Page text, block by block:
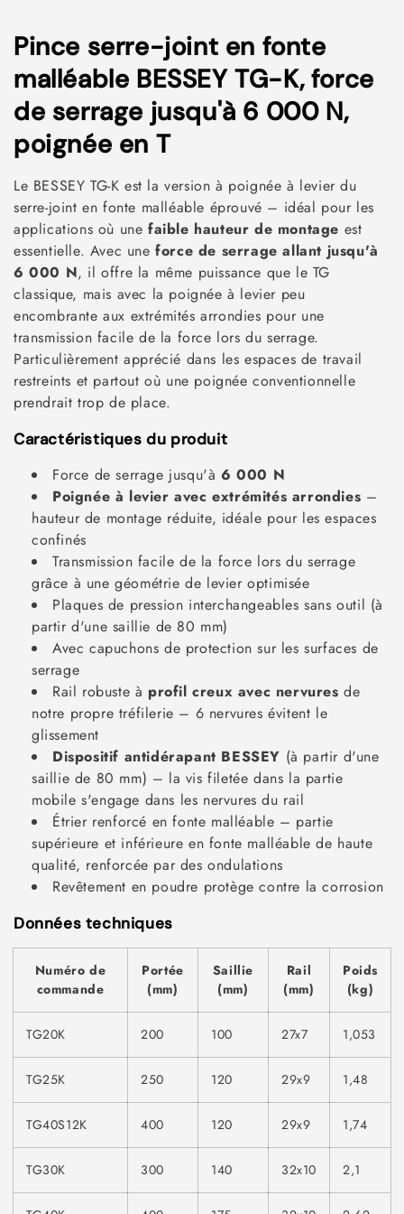
C
o
l
l
e
c
t
i
o
n
:
Pince serre-joint en fonte
malléable BESSEY TG-K, force
de serrage jusqu'à 6 000 N,
poignée en T
Le BESSEY TG-K est la version à poignée à levier du
serre-joint en fonte malléable éprouvé – idéal pour les
applications où une faible hauteur de montage est
essentielle. Avec uneforce de serrage allant jusqu'à
6 000 N, il offre la même puissance que le TG
classique, mais avec la poignée à levier peu
encombrante aux extrémités arrondies pour une
transmission facile de la force lors du serrage.
Particulièrement apprécié dans les espaces de travail
restreints et partout où une poignée conventionnelle
prendrait trop de place.
Caractéristiques du produit
Force de serrage jusqu'à 6 000 N
Poignée à levier avec extrémités arrondies –
hauteur de montage réduite, idéale pour les espaces
confinés
Transmission facile de la force lors du serrage
grâce à une géométrie de levier optimisée
Plaques de pression interchangeables sans outil (à
partir d'une saillie de 80 mm)
Avec capuchons de protection sur les surfaces de
serrage
Rail robuste à profil creux avec nervures de
notre propre tréfilerie – 6 nervures évitent le
glissement
Dispositif antidérapant BESSEY (à partir d'une
saillie de 80 mm) – la vis filetée dans la partie
mobile s'engage dans les nervures du rail
Étrier renforcé en fonte malléable – partie
supérieure et inférieure en fonte malléable de haute
qualité, renforcée par des ondulations
Revêtement en poudre protège contre la corrosion
Données techniques
Numéro de
commande
Portée
(mm)
Saillie
(mm)
Rail
(mm)
Poids
(kg)
TG20K 200 100 27x7 1,053
TG25K 250 120 29x9 1,48
TG40S12K 400 120 29x9 1,74
TG30K 300 140 32x10 2,1